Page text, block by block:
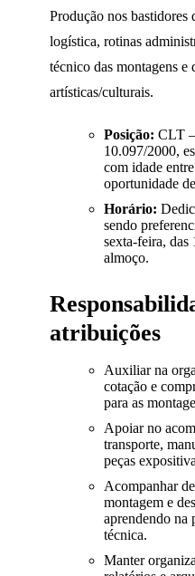
Produção nos bastidores
logística, rotinas
técnico das montagens e
artísticas/culturais.
Posição: CLT
10.097/2000,
com idade
oportunidade
Horário:
sendo
sexta-feira, das
almoço.
atribuições
Auxiliar na
cotação e
para as
Apoiar no
transporte,
peças
Acompanhar
montagem e
aprendendo na
técnica.
Manter